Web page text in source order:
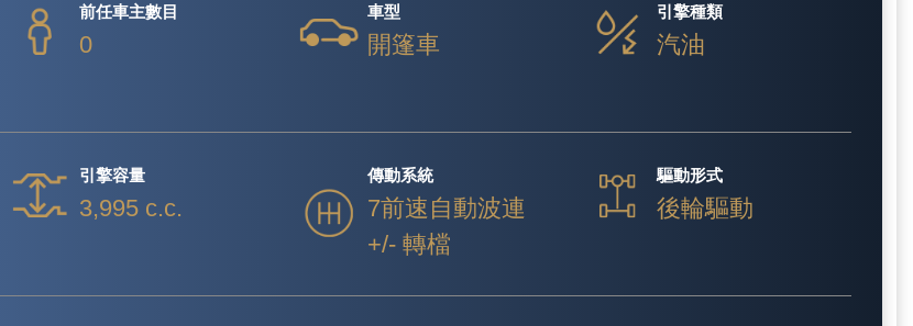
前任車主數目
0
車型
開篷車
引擎種類
汽油
引擎容量
3,995 c.c.
傳動系統
7前速自動波連
+/- 轉檔
驅動形式
後輪驅動